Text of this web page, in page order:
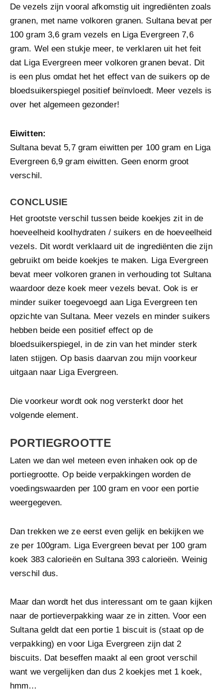
De vezels zijn vooral afkomstig uit ingrediënten zoals
granen, met name volkoren granen. Sultana bevat per
100 gram 3,6 gram vezels en Liga Evergreen 7,6
gram. Wel een stukje meer, te verklaren uit het feit
dat Liga Evergreen meer volkoren granen bevat. Dit
is een plus omdat het het effect van de suikers op de
bloedsuikerspiegel positief beïnvloedt. Meer vezels is
over het algemeen gezonder!
Eiwitten:
Sultana bevat 5,7 gram eiwitten per 100 gram en Liga
Evergreen 6,9 gram eiwitten. Geen enorm groot
verschil.
CONCLUSIE
Het grootste verschil tussen beide koekjes zit in de
hoeveelheid koolhydraten / suikers en de hoeveelheid
vezels. Dit wordt verklaard uit de ingrediënten die zijn
gebruikt om beide koekjes te maken. Liga Evergreen
bevat meer volkoren granen in verhouding tot Sultana
waardoor deze koek meer vezels bevat. Ook is er
minder suiker toegevoegd aan Liga Evergreen ten
opzichte van Sultana. Meer vezels en minder suikers
hebben beide een positief effect op de
bloedsuikerspiegel, in de zin van het minder sterk
laten stijgen. Op basis daarvan zou mijn voorkeur
uitgaan naar Liga Evergreen.
Die voorkeur wordt ook nog versterkt door het
volgende element.
PORTIEGROOTTE
Laten we dan wel meteen even inhaken ook op de
portiegrootte. Op beide verpakkingen worden de
voedingswaarden per 100 gram en voor een portie
weergegeven.
Dan trekken we ze eerst even gelijk en bekijken we
ze per 100gram. Liga Evergreen bevat per 100 gram
koek 383 calorieën en Sultana 393 calorieën. Weinig
verschil dus.
Maar dan wordt het dus interessant om te gaan kijken
naar de portieverpakking waar ze in zitten. Voor een
Sultana geldt dat een portie 1 biscuit is (staat op de
verpakking) en voor Liga Evergreen zijn dat 2
biscuits. Dat beseffen maakt al een groot verschil
want we vergelijken dan dus 2 koekjes met 1 koek,
hmm…